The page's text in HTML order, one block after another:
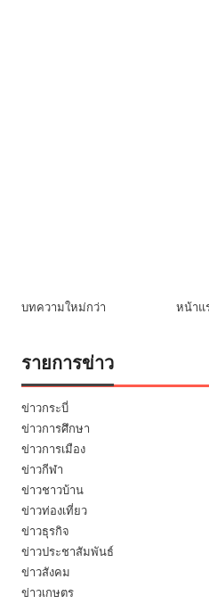
บทความใหม่กว่า หน้าแ
รายการข่าว
ข่าวกระบี่
ข่าวการศึกษา
ข่าวการเมือง
ข่าวกีฬา
ข่าวชาวบ้าน
ข่าวท่องเที่ยว
ข่าวธุรกิจ
ข่าวประชาสัมพันธ์
ข่าวสังคม
ข่าวเกษตร